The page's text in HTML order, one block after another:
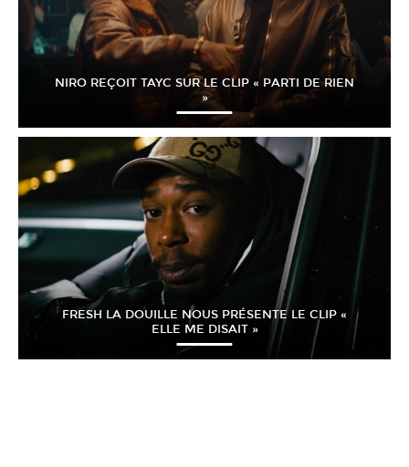
NIRO REÇOIT TAYC SUR LE CLIP « PARTI DE RIEN
»
FRESH LA DOUILLE NOUS PRÉSENTE LE CLIP «
ELLE ME DISAIT »